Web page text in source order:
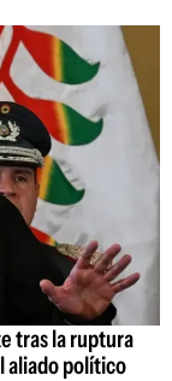
tras la ruptura
aliado político